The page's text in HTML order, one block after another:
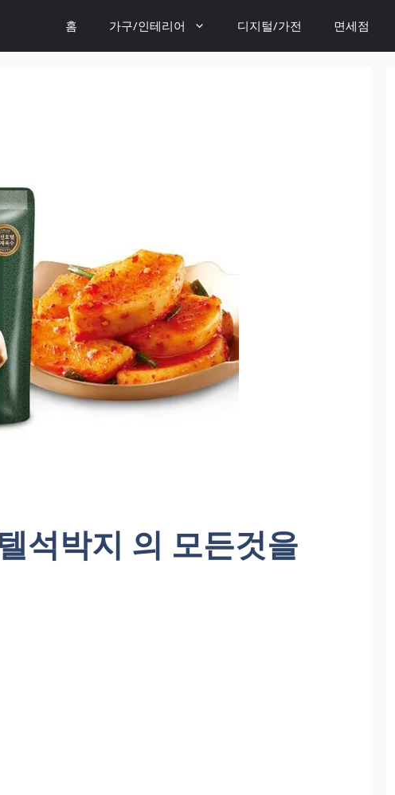
홈 가구/인테리어 디지털/가전 면세점
석박지 의 모든것을